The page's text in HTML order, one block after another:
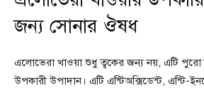
জন্য সোনার ঔষধ
এলোভেরা খাওয়া শুধু ত্বকের জন্য নয়, এটি
উপকারী উপাদান। এটি এন্টিঅক্সিডেন্ট, এন্টি-